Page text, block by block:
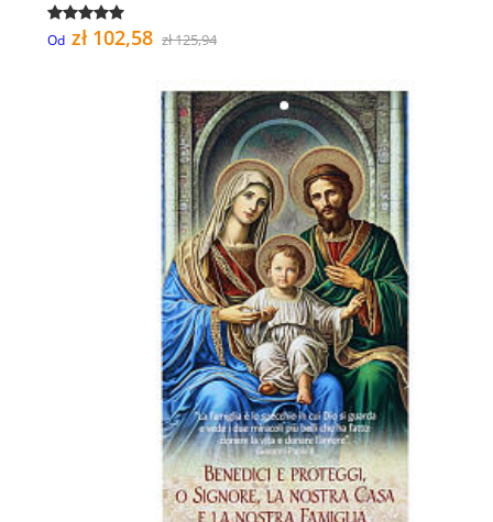
Od zł 102,58 zł 125,94